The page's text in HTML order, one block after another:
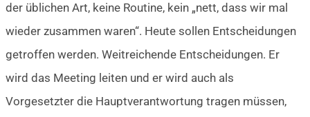
der üblichen Art, keine Routine, kein „nett, dass wir mal
wieder zusammen waren“. Heute sollen Entscheidungen
getroffen werden. Weitreichende Entscheidungen. Er
wird das Meeting leiten und er wird auch als
Vorgesetzter die Hauptverantwortung tragen müssen,